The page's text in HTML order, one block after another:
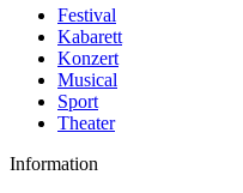
Festival
Kabarett
Konzert
Musical
Sport
Theater
Information